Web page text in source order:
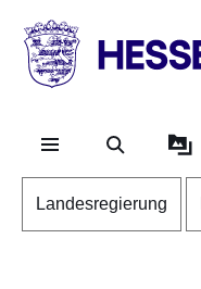
HESSEN
Landesregierung
Landesregierung